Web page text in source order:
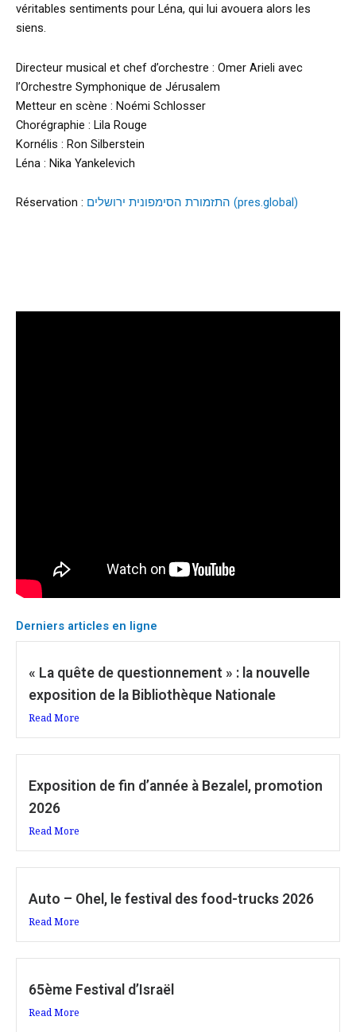
véritables sentiments pour Léna, qui lui avouera alors les
siens.
Directeur musical et chef d’orchestre : Omer Arieli avec
l’Orchestre Symphonique de Jérusalem
Metteur en scène : Noémi Schlosser
Chorégraphie : Lila Rouge
Kornélis : Ron Silberstein
Léna : Nika Yankelevich
Réservation : התזמורת הסימפונית ירושלים (pres.global)
Derniers articles en ligne
« La quête de questionnement » : la nouvelle
exposition de la Bibliothèque Nationale
Read More
Exposition de fin d’année à Bezalel, promotion
2026
Read More
Auto – Ohel, le festival des food-trucks 2026
Read More
65ème Festival d’Israël
Read More